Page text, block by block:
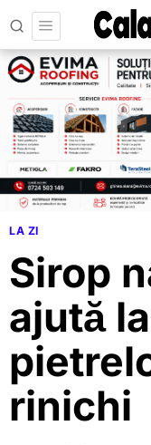
LA ZI
Sirop
ajută
rinichi